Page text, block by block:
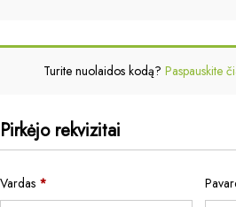
Turite nuolaidos kodą? Paspauskite
Pirkėjo rekvizitai
Vardas *